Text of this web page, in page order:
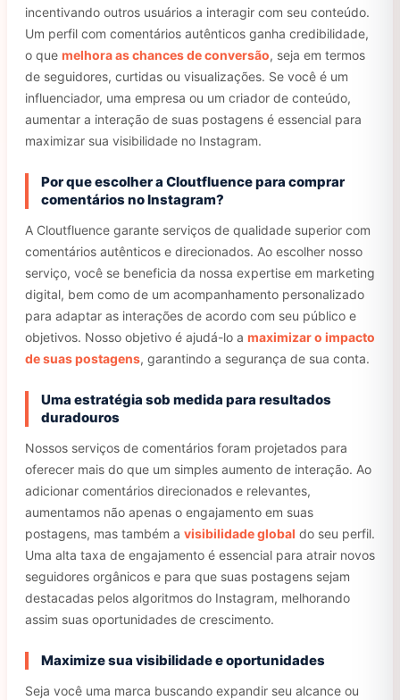
incentivando outros usuários a interagir com seu conteúdo.
Um perfil com comentários autênticos ganha credibilidade,
o que melhora as chances de conversão, seja em termos
de seguidores, curtidas ou visualizações. Se você é um
influenciador, uma empresa ou um criador de conteúdo,
aumentar a interação de suas postagens é essencial para
maximizar sua visibilidade no Instagram.
Por que escolher a Cloutfluence para comprar
comentários no Instagram?
A Cloutfluence garante serviços de qualidade superior com
comentários autênticos e direcionados. Ao escolher nosso
serviço, você se beneficia da nossa expertise em marketing
digital, bem como de um acompanhamento personalizado
para adaptar as interações de acordo com seu público e
objetivos. Nosso objetivo é ajudá-lo a maximizar o impacto
de suas postagens, garantindo a segurança de sua conta.
Uma estratégia sob medida para resultados
duradouros
Nossos serviços de comentários foram projetados para
oferecer mais do que um simples aumento de interação. Ao
adicionar comentários direcionados e relevantes,
aumentamos não apenas o engajamento em suas
postagens, mas também a visibilidade global do seu perfil.
Uma alta taxa de engajamento é essencial para atrair novos
seguidores orgânicos e para que suas postagens sejam
destacadas pelos algoritmos do Instagram, melhorando
assim suas oportunidades de crescimento.
Maximize sua visibilidade e oportunidades
Seja você uma marca buscando expandir seu alcance ou